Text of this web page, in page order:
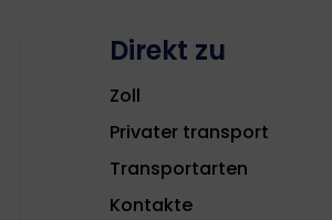
Direkt zu
Zoll
Privater transport
Transportarten
Kontakte